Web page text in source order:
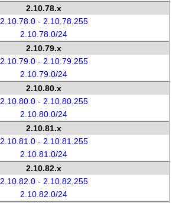
2.10.78.x
2.10.78.0 - 2.10.78.255
2.10.78.0/24
2.10.79.x
2.10.79.0 - 2.10.79.255
2.10.79.0/24
2.10.80.x
2.10.80.0 - 2.10.80.255
2.10.80.0/24
2.10.81.x
2.10.81.0 - 2.10.81.255
2.10.81.0/24
2.10.82.x
2.10.82.0 - 2.10.82.255
2.10.82.0/24